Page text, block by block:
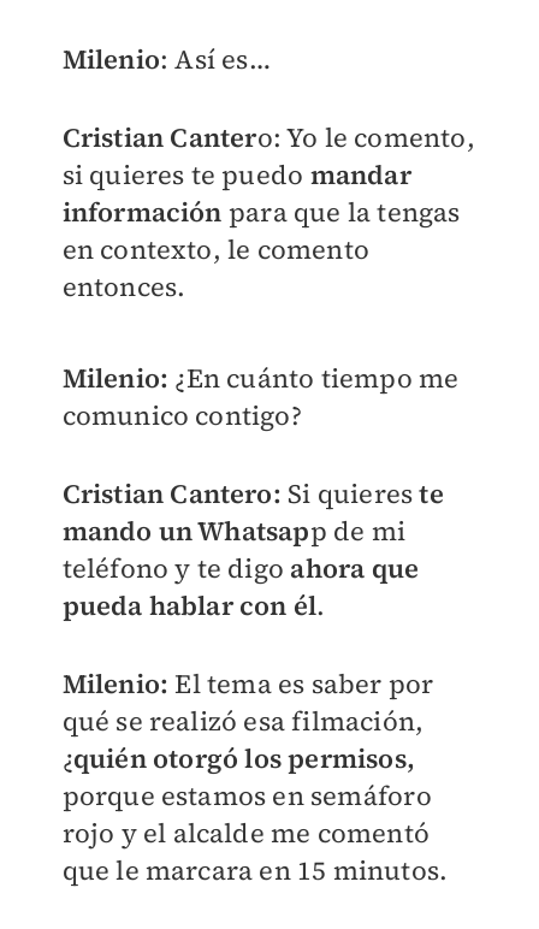
Milenio: Así es…
Cristian Cantero: Yo le comento,
si quieres te puedo mandar
información para que la tengas
en contexto, le comento
entonces.
Milenio: ¿En cuánto tiempo me
comunico contigo?
Cristian Cantero: Si quiereste
mando un Whatsapp de mi
teléfono y te digo ahora que
pueda hablar con él.
Milenio:El tema es saber por
qué se realizó esa filmación,
¿quién otorgó los permisos,
porque estamos en semáforo
rojo y el alcalde me comentó
que le marcara en 15 minutos.